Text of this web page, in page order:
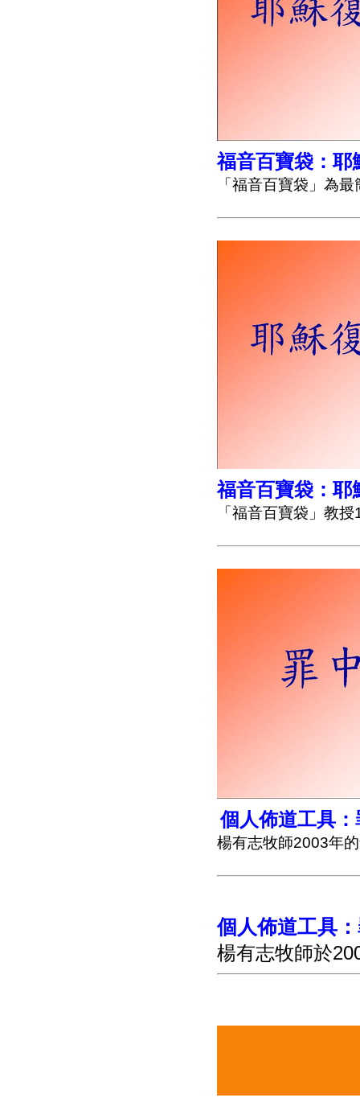
福音百寶袋：耶
「福音百寶袋」為
福音百寶袋：耶
「福音百寶袋」教
個人佈道工具
楊有志牧師2003年
個人佈道工具
楊有志牧師於